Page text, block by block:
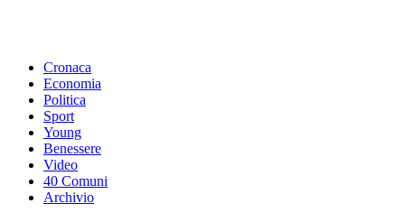
Cronaca
Economia
Politica
Sport
Young
Benessere
Video
40 Comuni
Archivio